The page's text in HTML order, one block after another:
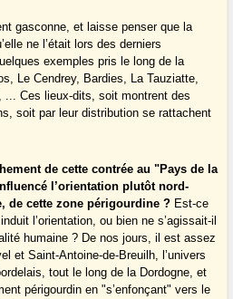
gasconne, et laisse penser que la
ne l’était lors des derniers
exemples pris le long de la
Le Cendrey, Bardies, La Tauziatte,
... Ces lieux-dits, soit montrent des
soit par leur distribution se rattachent
de cette contrée au "Pays de la
l’orientation plutôt nord-
de cette zone périgourdine ? Est-ce
l’orientation, ou bien ne s’agissait-il
humaine ? De nos jours, il est assez
et Saint-Antoine-de-Breuilh, l’univers
tout le long de la Dordogne, et
périgourdin en "s’enfonçant" vers le